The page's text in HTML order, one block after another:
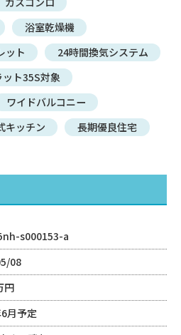
浴室乾燥機
ット
24時間換気システム
ット35S対象
ワイドバルコニー
キッチン 長期優良住宅
s000153-a
08
円
月予定